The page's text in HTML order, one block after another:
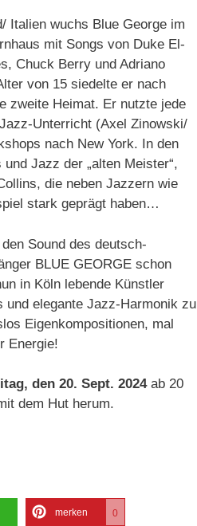
Italien wuchs Blue George im
mit Songs von Duke El­
Chuck Berry und Adriano
von 15 siedelte er nach
zweite Heimat. Er nutzte jede
Unterricht (Axel Zinowski/
nach New York. In den
Jazz der „alten Meister“,
die neben Jazzern wie
stark geprägt haben…
Sound des deutsch-
BLUE GEORGE schon
in Köln lebende Künstler
und elegante Jazz-Harmonik zu
Eigenkompositionen, mal
Energie!
den 20. Sept. 2024ab 20
dem Hut herum.
merken 0